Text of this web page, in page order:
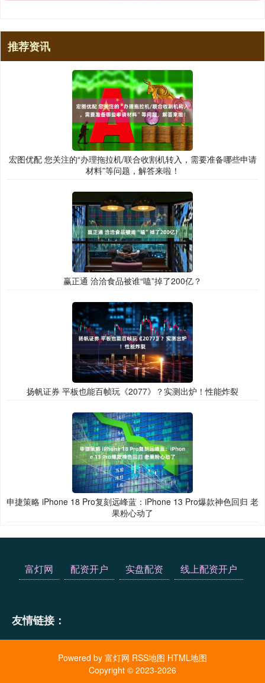
推荐资讯
宏图优配 您关注的“办理拖拉机/联合收割机转入，需要准备哪些申请
材料”等问题，解答来啦！
赢正通 洽洽食品被谁“嗑”掉了200亿？
扬帆证券 平板也能百帧玩《2077》？实测出炉！性能炸裂
申捷策略 iPhone 18 Pro复刻远峰蓝：iPhone 13 Pro爆款神色回归 老
果粉心动了
富灯网 配资开户 实盘配资 线上配资开户
友情链接：
Powered by 富灯网 RSS地图 HTML地图
Copyright © 2023-2026